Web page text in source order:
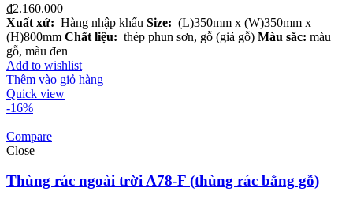
₫2.160.000
Xuất xứ: Hàng nhập khẩu Size: (L)350mm x (W)350mm x
(H)800mm Chất liệu: thép phun sơn, gỗ (giả gỗ) Màu sắc: màu
gỗ, màu đen
Add to wishlist
Thêm vào giỏ hàng
Quick view
-16%
Compare
Close
Thùng rác ngoài trời A78-F (thùng rác bằng gỗ)